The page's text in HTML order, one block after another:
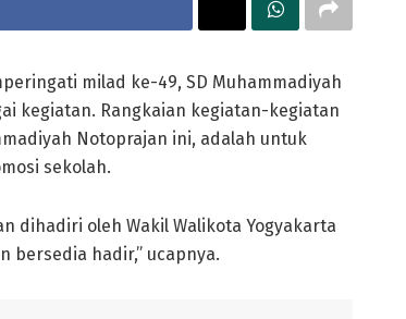
milad ke-49, SD Muhammadiyah
kegiatan. Rangkaian kegiatan-kegiatan
Notoprajan ini, adalah untuk
sekolah.
dihadiri oleh Wakil Walikota Yogyakarta
bersedia hadir,” ucapnya.